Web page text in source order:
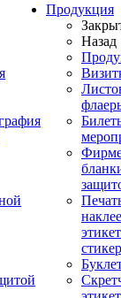
Продукция
Назад